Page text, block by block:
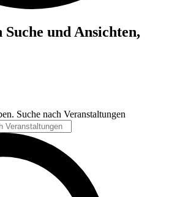
und Ansichten,
Suche nach Veranstaltungen